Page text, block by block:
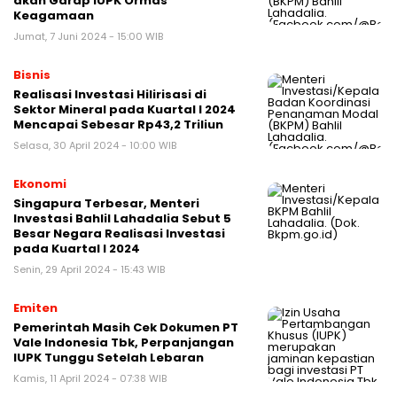
Keagamaan
Jumat, 7 Juni 2024 - 15:00 WIB
Bisnis
Realisasi Investasi Hilirisasi di
Sektor Mineral pada Kuartal I 2024
Mencapai Sebesar Rp43,2 Triliun
Selasa, 30 April 2024 - 10:00 WIB
Ekonomi
Singapura Terbesar, Menteri
Investasi Bahlil Lahadalia Sebut 5
Besar Negara Realisasi Investasi
pada Kuartal I 2024
Senin, 29 April 2024 - 15:43 WIB
Emiten
Pemerintah Masih Cek Dokumen PT
Vale Indonesia Tbk, Perpanjangan
IUPK Tunggu Setelah Lebaran
Kamis, 11 April 2024 - 07:38 WIB